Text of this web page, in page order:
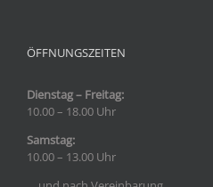
ÖFFNUNGSZEITEN
Dienstag – Freitag:
10.00 – 18.00 Uhr
Samstag:
10.00 – 13.00 Uhr